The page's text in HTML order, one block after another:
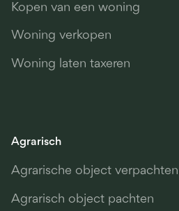
Kopen van een woning
Woning verkopen
Woning laten taxeren
Agrarisch
Agrarische object verpachten
Agrarisch object pachten